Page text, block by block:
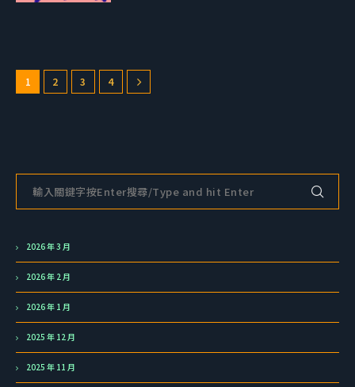
1 2 3 4
2026 年 3 月
2026 年 2 月
2026 年 1 月
2025 年 12 月
2025 年 11 月